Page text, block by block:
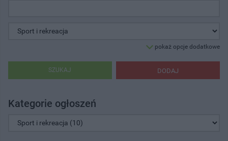
pokaż opcje dodatkowe
DODAJ
SZUKAJ
Kategorie ogłoszeń